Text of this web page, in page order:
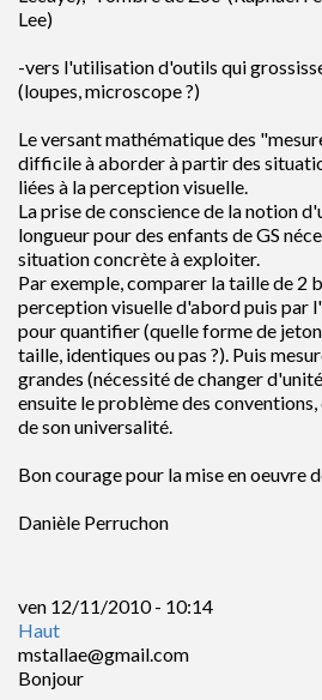
Lee)
-vers l'utilisation d'outils qui
(loupes, microscope ?)
Le versant mathématique des
difficile à aborder à partir des
liées à la perception visuelle.
La prise de conscience de la notion
longueur pour des enfants de GS
situation concrète à exploiter.
Par exemple, comparer la taille de 2
perception visuelle d'abord puis par
pour quantifier (quelle forme de
taille, identiques ou pas ?). Puis
grandes (nécessité de changer
ensuite le problème des
de son universalité.
Bon courage pour la mise en oeuvre
Danièle Perruchon
ven 12/11/2010 - 10:14
Haut
mstallae@gmail.com
Bonjour